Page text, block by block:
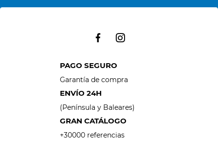
PAGO SEGURO
Garantía de compra
ENVÍO 24H
(Península y Baleares)
GRAN CATÁLOGO
+30000 referencias